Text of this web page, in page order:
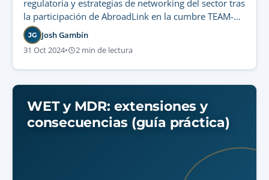
regulatoria y estrategias de networking del sector tras
la participación de AbroadLink en la cumbre TEAM-
PRRC.
JG Josh Gambín
31 Oct 2024• 2 min de lectura
WET y MDR: extensiones y
consecuencias (guía práctica)